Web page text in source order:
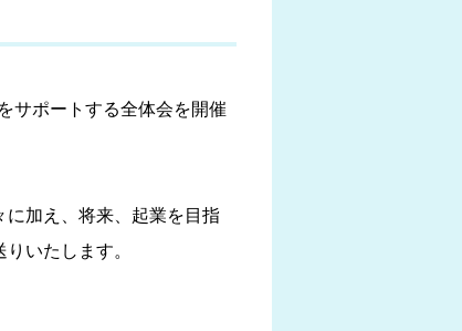
サポートする全体会を開催
加え、将来、起業を目指
いたします。